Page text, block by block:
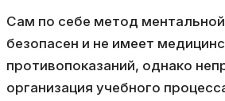
Сам по себе метод
безопасен и не имеет
противопоказаний, однако
организация учебного